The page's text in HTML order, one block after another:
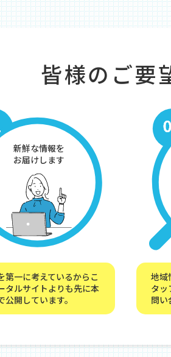
皆様のご要
新鮮な情報を
お届けします
第一に考えているからこ
タルサイトよりも先に本
公開しています。
地域
タッ
問い